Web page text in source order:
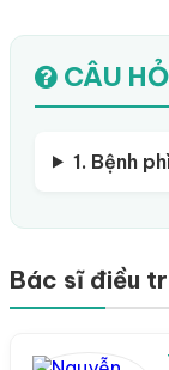
CÂU
1. Bệnh
Bác sĩ điều